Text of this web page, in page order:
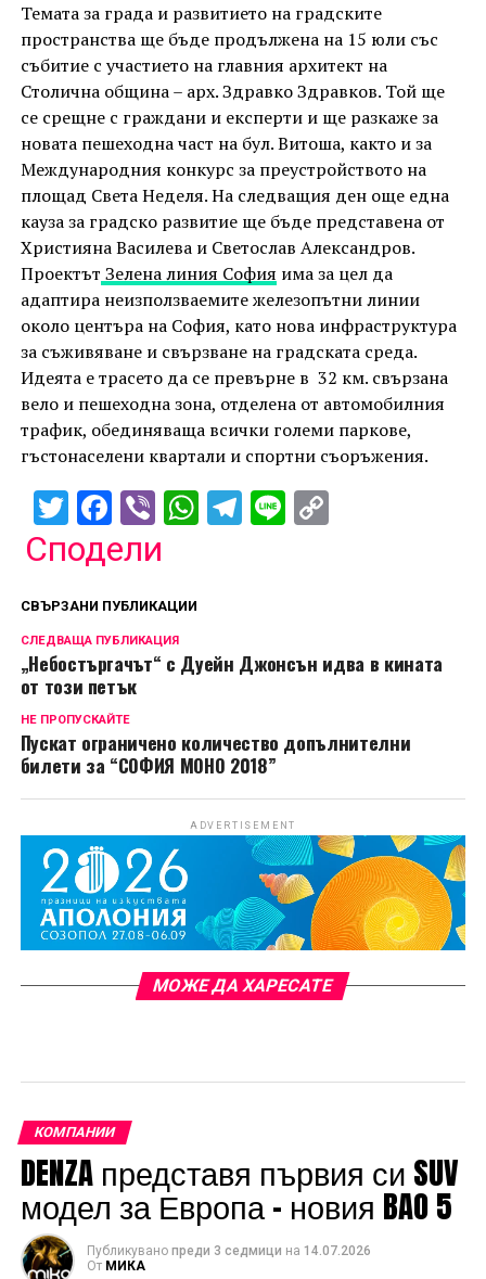
Темата за градa и развитието на градските
пространства ще бъде продължена на 15 юли със
събитие с участието на главния архитект на
Столична община – арх. Здравко Здравков. Той ще
се срещне с граждани и експерти и ще разкаже за
новата пешеходна част на бул. Витоша, както и за
Международния конкурс за преустройството на
площад Света Неделя. На следващия ден още една
кауза за градско развитие ще бъде представена от
Християна Василева и Светослав Александров.
Проектът Зелена линия София има за цел да
адаптира неизползваемите железопътни линии
около центъра на София, като нова инфраструктура
за съживяване и свързване на градската среда.
Идеята e трасето да се превърне в 32 км. свързана
вело и пешеходна зона, отделена от автомобилния
трафик, обединяваща всички големи паркове,
гъстонаселени квартали и спортни съоръжения.
Twitter
Facebook
ViberWhatsApp
Telegram
LineCopy
Сподели
СВЪРЗАНИ ПУБЛИКАЦИИ
СЛЕДВАЩА ПУБЛИКАЦИЯ
„Небостъргачът“ с Дуейн Джонсън идва в кината
от този петък
НЕ ПРОПУСКАЙТЕ
Пускат ограничено количество допълнителни
билети за “СОФИЯ МОНО 2018”
ADVERTISEMENT
МОЖЕ ДА ХАРЕСАТЕ
КОМПАНИИ
DENZA представя първия си SUV
модел за Европа – новия BAO 5
Публикувано преди 3 седмици на 14.07.2026
От МИКА